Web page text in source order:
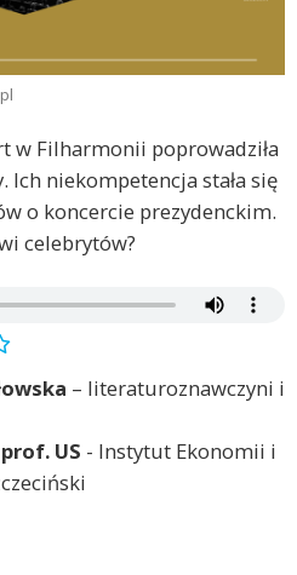
w Filharmonii poprowadziła
Ich niekompetencja stała się
o koncercie prezydenckim.
celebrytów?
– literaturoznawczyni i
US - Instytut Ekonomii i